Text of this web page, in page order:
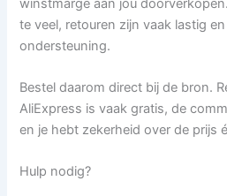
winstmarge aan jou
te veel, retouren zijn vaak lastig
ondersteuning.
Bestel daarom direct bij de bron.
AliExpress is vaak gratis, de
en je hebt zekerheid over de prijs
Hulp nodig?